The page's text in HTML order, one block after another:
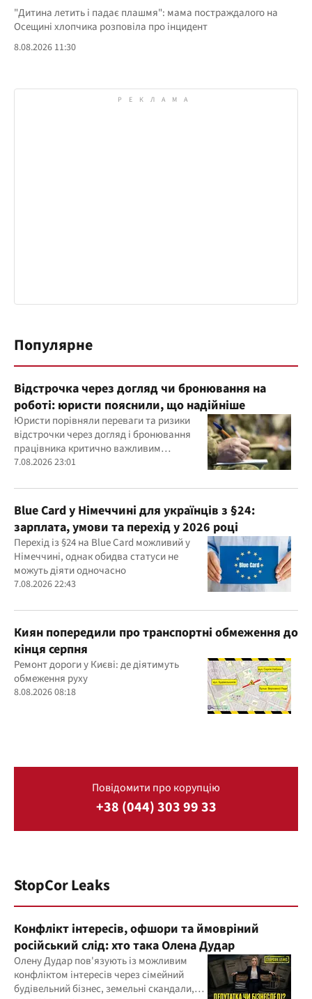
"Дитина летить і падає плашмя": мама постраждалого на
Осещині хлопчика розповіла про інцидент
8.08.2026 11:30
Популярне
Відстрочка через догляд чи бронювання на
роботі: юристи пояснили, що надійніше
Юристи порівняли переваги та ризики
відстрочки через догляд і бронювання
працівника критично важливим
підприємством
7.08.2026 23:01
Blue Card у Німеччині для українців з §24:
зарплата, умови та перехід у 2026 році
Перехід із §24 на Blue Card можливий у
Німеччині, однак обидва статуси не
можуть діяти одночасно
7.08.2026 22:43
Киян попередили про транспортні обмеження до
кінця серпня
Ремонт дороги у Києві: де діятимуть
обмеження руху
8.08.2026 08:18
Повідомити про корупцію
+38 (044) 303 99 33
StopCor Leaks
Конфлікт інтересів, офшори та ймовріний
російський слід: хто така Олена Дудар
Олену Дудар пов'язують із можливим
конфліктом інтересів через сімейний
будівельний бізнес, земельні скандали,